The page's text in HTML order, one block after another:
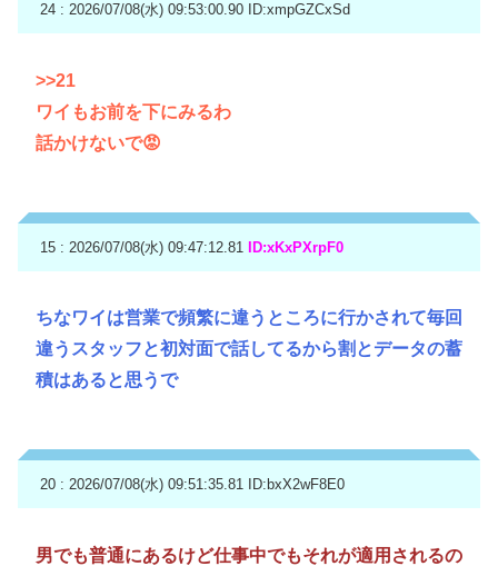
24 : 2026/07/08(水) 09:53:00.90 ID:xmpGZCxSd
>>21
ワイもお前を下にみるわ
話かけないで😡
15 : 2026/07/08(水) 09:47:12.81 ID:xKxPXrpF0
ちなワイは営業で頻繁に違うところに行かされて毎回
違うスタッフと初対面で話してるから割とデータの蓄
積はあると思うで
20 : 2026/07/08(水) 09:51:35.81 ID:bxX2wF8E0
男でも普通にあるけど仕事中でもそれが適用されるの